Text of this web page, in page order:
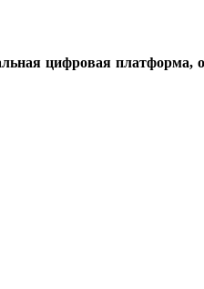
цифровая